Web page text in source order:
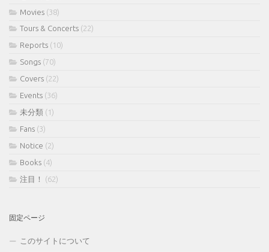
Movies (38)
Tours & Concerts (22)
Reports (10)
Songs (70)
Covers (22)
Events (36)
未分類 (1)
Fans (3)
Notice (2)
Books (4)
注目！
(62)
固定ページ
このサイトについて